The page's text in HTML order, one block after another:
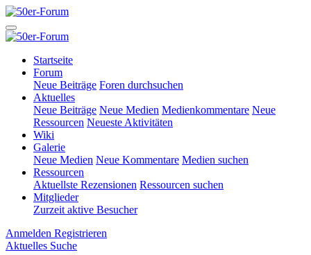
Startseite
Forum
Neue Beiträge Foren durchsuchen
Aktuelles
Neue Beiträge Neue Medien Medienkommentare Neue
Ressourcen Neueste Aktivitäten
Wiki
Galerie
Neue Medien Neue Kommentare Medien suchen
Ressourcen
Aktuellste Rezensionen Ressourcen suchen
Mitglieder
Zurzeit aktive Besucher
Anmelden Registrieren
Aktuelles Suche